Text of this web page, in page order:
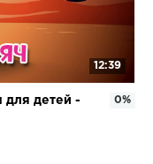
12:39
детей -
0%